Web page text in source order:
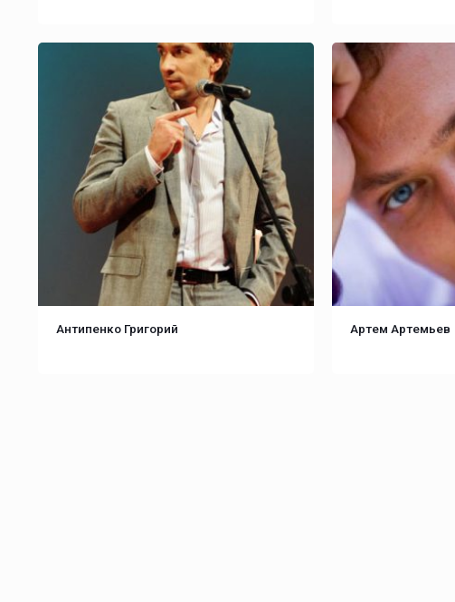
Антипенко Григорий Артем Артемьев